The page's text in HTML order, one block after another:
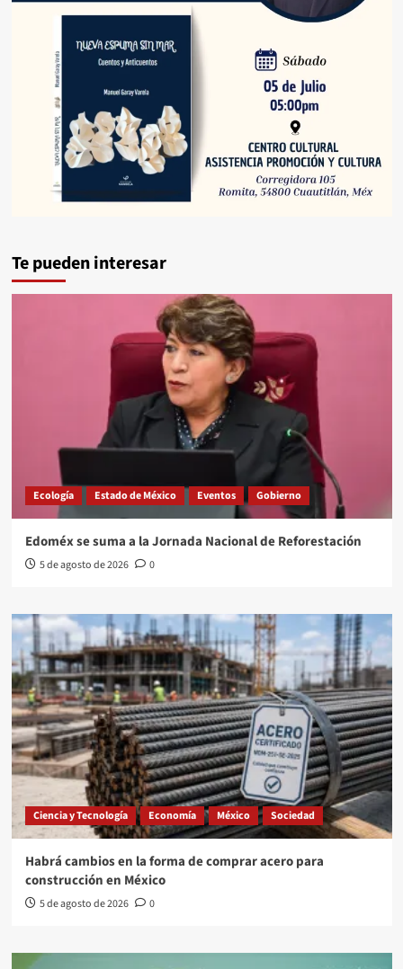
Te pueden interesar
Ecología Estado de México Eventos Gobierno
Edoméx se suma a la Jornada Nacional de Reforestación
5 de agosto de 2026 0
Ciencia y Tecnología Economía México Sociedad
Habrá cambios en la forma de comprar acero para
construcción en México
5 de agosto de 2026 0